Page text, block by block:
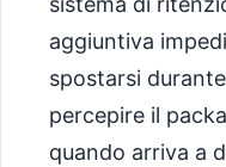
aggiuntiva
spostarsi
percepire il
quando arriva a